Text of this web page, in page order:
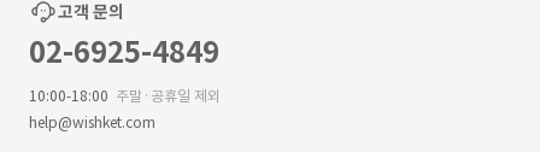
고객 문의
02-6925-4849
10:00-18:00 주말·공휴일 제외
help@wishket.com